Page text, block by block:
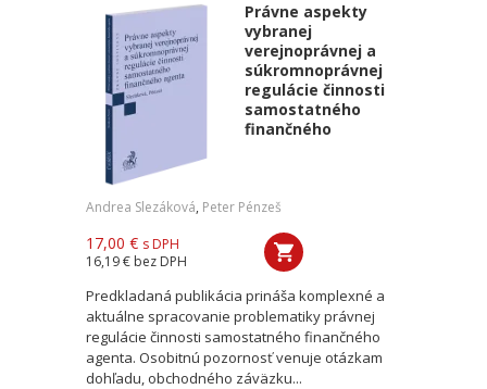
Právne aspekty
vybranej
verejnoprávnej a
súkromnoprávnej
regulácie činnosti
samostatného
finančného
Andrea Slezáková, Peter Pénzeš
17,00 € s DPH
16,19 € bez DPH
Predkladaná publikácia prináša komplexné a
aktuálne spracovanie problematiky právnej
regulácie činnosti samostatného finančného
agenta. Osobitnú pozornosť venuje otázkam
dohľadu, obchodného záväzku...